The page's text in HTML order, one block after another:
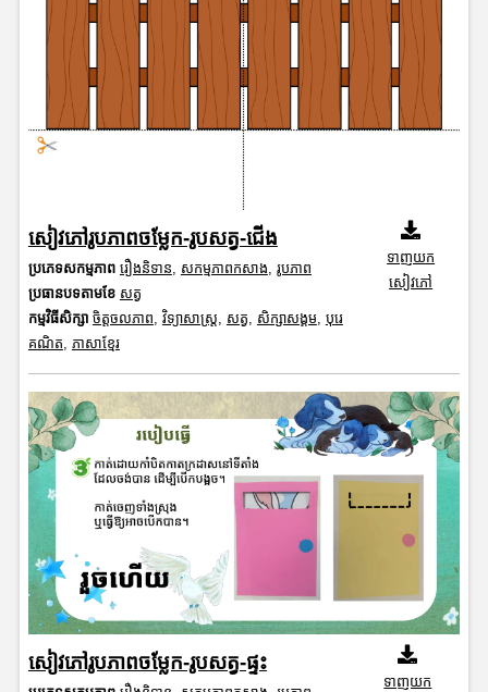
សៀវភៅរូបភាពចម្លែក-រូបសត្វ-ជើង
ប្រភេទសកម្មភាព រឿងនិទាន សកម្មភាពកសាង រូបភាព
ប្រធានបទតាមខែ សត្វ
កម្មវិធីសិក្សា ចិត្តចលភាព វិទ្យាសាស្រ្ត សត្វ សិក្សាសង្គម, បុរេ
គណិត ភាសាខ្មែរ
ទាញយក
សៀវភៅ
សៀវភៅរូបភាពចម្លែក-រូបសត្វ-ផ្ទះ
ទាញយក